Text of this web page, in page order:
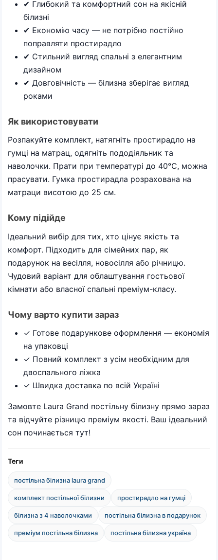
✔ Глибокий та комфортний сон на якісній
білизні
✔ Економію часу — не потрібно постійно
поправляти простирадло
✔ Стильний вигляд спальні з елегантним
дизайном
✔ Довговічність — білизна зберігає вигляд
роками
Як використовувати
Розпакуйте комплект, натягніть простирадло на
гумці на матрац, одягніть пододіяльник та
наволочки. Прати при температурі до 40°C, можна
прасувати. Гумка простирадла розрахована на
матраци висотою до 25 см.
Кому підійде
Ідеальний вибір для тих, хто цінує якість та
комфорт. Підходить для сімейних пар, як
подарунок на весілля, новосілля або річницю.
Чудовий варіант для облаштування гостьової
кімнати або власної спальні преміум-класу.
Чому варто купити зараз
✓ Готове подарункове оформлення — економія
на упаковці
✓ Повний комплект з усім необхідним для
двоспального ліжка
✓ Швидка доставка по всій Україні
Замовте Laura Grand постільну білизну прямо зараз
та відчуйте різницю преміум якості. Ваш ідеальний
сон починається тут!
Теги
постільна білизна laura grand
комплект постільної білизни простирадло на гумці
білизна з 4 наволочками постільна білизна в подарунок
преміум постільна білизна постільна білизна україна